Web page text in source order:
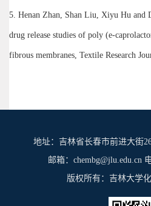
5. Henan Zhan, Shan Liu, Xiyu Hu and
drug release studies of poly (e-
fibrous membranes, Textile Research
地址：吉林省长春市前进大街
邮箱：chembg@jlu.edu.cn
版权所有：吉林大学